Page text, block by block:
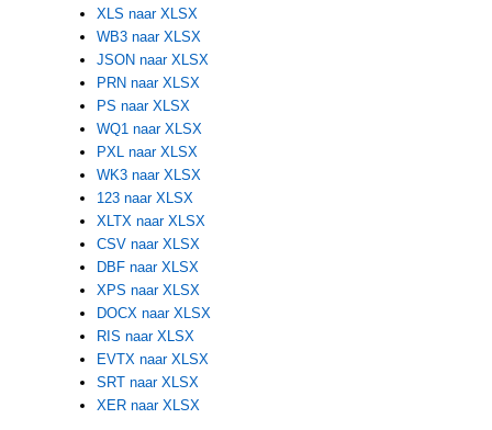
XLS naar XLSX
WB3 naar XLSX
JSON naar XLSX
PRN naar XLSX
PS naar XLSX
WQ1 naar XLSX
PXL naar XLSX
WK3 naar XLSX
123 naar XLSX
XLTX naar XLSX
CSV naar XLSX
DBF naar XLSX
XPS naar XLSX
DOCX naar XLSX
RIS naar XLSX
EVTX naar XLSX
SRT naar XLSX
XER naar XLSX